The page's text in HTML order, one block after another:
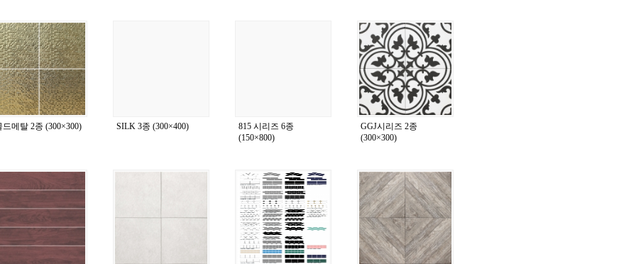
드메탈 2종 (300×300) SILK 3종 (300×400)
815 시리즈 6종
(150×800)
GGJ시리즈 2종
(300×300)